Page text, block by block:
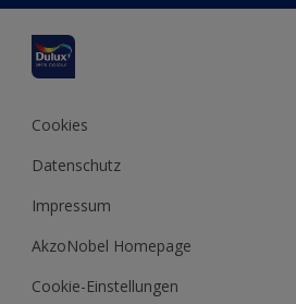
Produkte
Inspirationen
Tipps
Molto
Xyladecor
Cookies
Datenschutz
Impressum
AkzoNobel Homepage
Cookie-Einstellungen